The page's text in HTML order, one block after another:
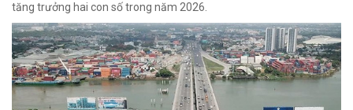
tăng trưởng hai con số trong năm 2026.